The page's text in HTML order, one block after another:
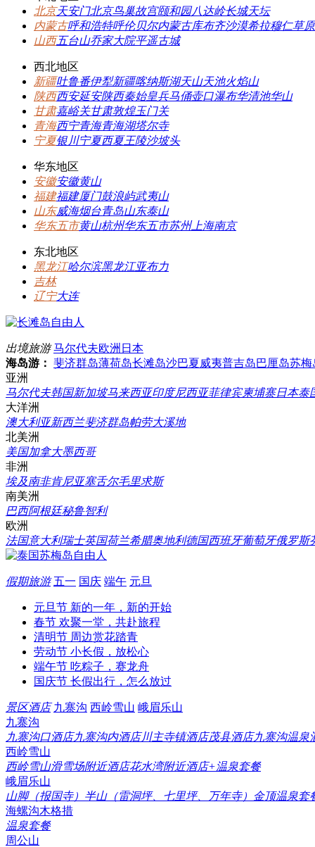
北京天安门北京鸟巢故宫颐和园八达岭长城天坛
内蒙古呼和浩特呼伦贝尔内蒙古库布齐沙漠希拉穆仁草原
山西五台山乔家大院平遥古城
西北地区
新疆吐鲁番伊犁新疆喀纳斯湖天山天池火焰山
陕西西安延安陕西秦始皇兵马俑壶口瀑布华清池华山
甘肃嘉峪关甘肃敦煌玉门关
青海西宁青海青海湖塔尔寺
宁夏银川宁夏西夏王陵沙坡头
华东地区
安徽安徽黄山
福建福建厦门鼓浪屿武夷山
山东威海烟台青岛山东泰山
华东五市黄山杭州华东五市苏州上海南京
东北地区
黑龙江哈尔滨黑龙江亚布力
吉林
辽宁大连
出境旅游 马尔代夫欧洲 日本
海岛游： 斐济群岛薄荷岛长滩岛沙巴夏威夷普吉岛巴厘岛苏梅
亚洲
马尔代夫韩国新加坡马来西亚印度尼西亚菲律宾柬埔寨日本泰
大洋洲
澳大利亚新西兰斐济群岛帕劳大溪地
北美洲
美国加拿大墨西哥
非洲
埃及南非肯尼亚塞舌尔毛里求斯
南美洲
巴西阿根廷秘鲁智利
欧洲
法国意大利瑞士英国荷兰希腊奥地利德国西班牙葡萄牙俄罗斯
假期旅游 五一 国庆 端午 元旦
元旦节 新的一年，新的开始
春节 欢聚一堂，共赴旅程
清明节 周边赏花踏青
劳动节 小长假，放松心
端午节 吃粽子，赛龙舟
国庆节 长假出行，怎么放过
景区酒店 九寨沟 西岭雪山 峨眉乐山
九寨沟
九寨沟口酒店九寨沟内酒店川主寺镇酒店茂县酒店九寨沟温泉
西岭雪山
西岭雪山滑雪场附近酒店花水湾附近酒店+温泉套餐
峨眉乐山
山脚（报国寺） 半山（雷洞坪、七里坪、万年寺） 金顶温泉套
海螺沟木格措
温泉套餐
周公山